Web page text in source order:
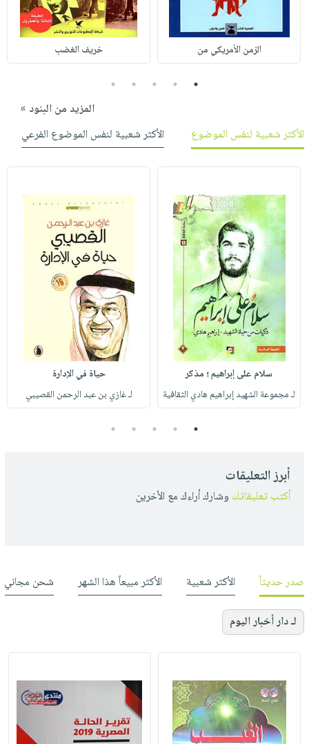
الزمن الأمريكي من خريف الغضب
1
2
3
4
5
المزيد من البنود »
الأكثر شعبية لنفس الموضوع
الأكثر شعبية لنفس الموضوع الفرعي
سلام على إبراهيم ؛ مذكر
لـ مجموعة الشهيد إبراهيم هادي الثقافية
حياة في الإدارة
لـ غازي بن عبد الرحمن القصيبي
1
2
3
4
5
أبرز التعليقات
أكتب تعليقاتك وشارك أراءك مع الأخرين
صدر حديثاً الأكثر شعبية الأكثر مبيعاً هذا الشهر شحن مجاني
لـ دار أخبار اليوم